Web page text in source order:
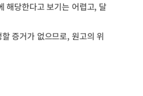
해당한다고 보기는 어렵고, 달
증거가 없으므로, 원고의 위